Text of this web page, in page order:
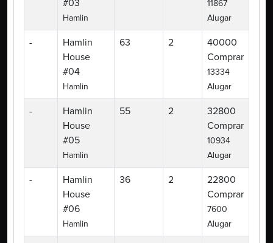
#03
Hamlin
11867
Alugar
-
Hamlin
House
#04
Hamlin
63 2
40000
Comprar
13334
Alugar
-
Hamlin
House
#05
Hamlin
55 2
32800
Comprar
10934
Alugar
-
Hamlin
House
#06
Hamlin
36 2
22800
Comprar
7600
Alugar